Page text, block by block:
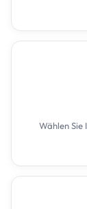
Wählen Sie